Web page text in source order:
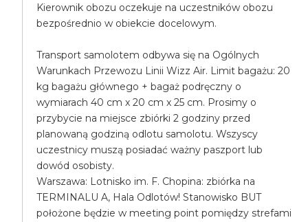
Kierownik obozu oczekuje na uczestników obozu
bezpośrednio w obiekcie docelowym.
Transport samolotem odbywa się na Ogólnych
Warunkach Przewozu Linii Wizz Air. Limit bagażu: 20
kg bagażu głównego + bagaż podręczny o
wymiarach 40 cm x 20 cm x 25 cm. Prosimy o
przybycie na miejsce zbiórki 2 godziny przed
planowaną godziną odlotu samolotu. Wszyscy
uczestnicy muszą posiadać ważny paszport lub
dowód osobisty.
Warszawa: Lotnisko im. F. Chopina: zbiórka na
TERMINALU A, Hala Odlotów! Stanowisko BUT
położone będzie w meeting point pomiędzy strefami